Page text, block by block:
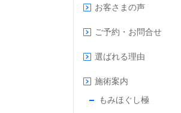
お客さまの声
ご予約・お問合せ
選ばれる理由
施術案内
もみほぐし極